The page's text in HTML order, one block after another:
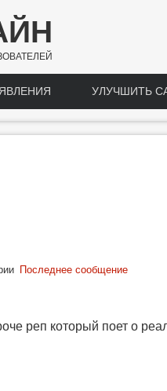
УЛУЧШИТЬ
Последнее сообщение
реп который поет о